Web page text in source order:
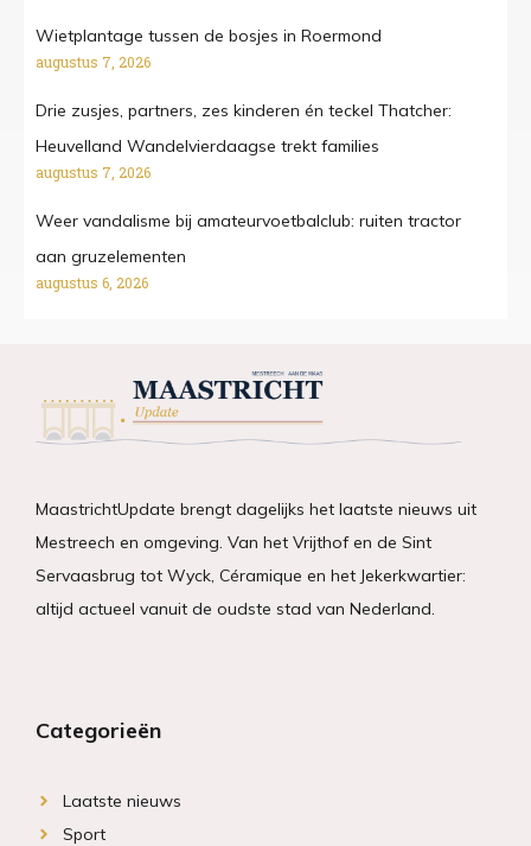
Wietplantage tussen de bosjes in Roermond
augustus 7, 2026
Drie zusjes, partners, zes kinderen én teckel Thatcher:
Heuvelland Wandelvierdaagse trekt families
augustus 7, 2026
Weer vandalisme bij amateurvoetbalclub: ruiten tractor
aan gruzelementen
augustus 6, 2026
MaastrichtUpdate brengt dagelijks het laatste nieuws uit
Mestreech en omgeving. Van het Vrijthof en de Sint
Servaasbrug tot Wyck, Céramique en het Jekerkwartier:
altijd actueel vanuit de oudste stad van Nederland.
Categorieën
Laatste nieuws
Sport